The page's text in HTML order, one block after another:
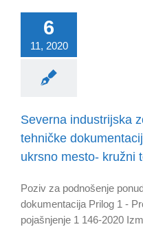
6
11, 2020
Severna industrijska
tehničke
ukrsno mesto- kružni
Poziv za podnošenje
dokumentacija Prilog 1 -
pojašnjenje 1 146-2020